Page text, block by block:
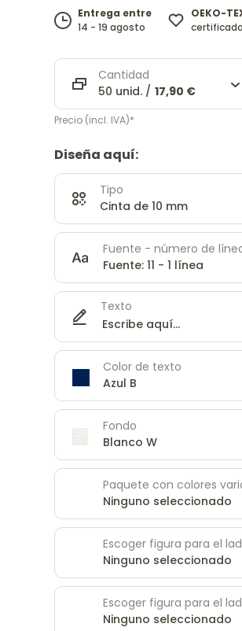
Entrega entre
14 - 19 agosto
OEKO-
certificado
Cantidad
50 unid. / 17,90 €
Precio (incl. IVA)*
Diseña aquí:
Tipo
Cinta de 10 mm
Fuente - número de
Fuente: 11 - 1 línea
Texto
Color de texto
Azul B
Fondo
Blanco W
Paquete con colores
Ninguno seleccionado
Escoger figura para el
Ninguno seleccionado
Escoger figura para el
Ninguno seleccionado